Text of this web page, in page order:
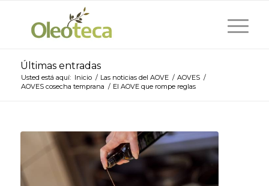
Últimas entradas
Usted está aquí: Inicio / Las noticias del AOVE / AOVES /
AOVES cosecha temprana / El AOVE que rompe reglas